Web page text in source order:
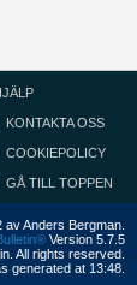
KONTAKTA OSS
COOKIEPOLICY
GÅ TILL TOPPEN
Anders Bergman.
Version 5.7.5
All rights reserved.
generated at 13:48.